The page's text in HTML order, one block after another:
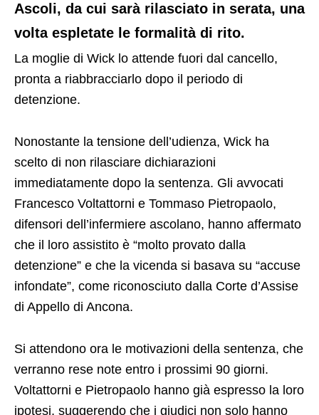
Ascoli, da cui sarà rilasciato in serata, una
volta espletate le formalità di rito.
La moglie di Wick lo attende fuori dal cancello,
pronta a riabbracciarlo dopo il periodo di
detenzione.
Nonostante la tensione dell’udienza, Wick ha
scelto di non rilasciare dichiarazioni
immediatamente dopo la sentenza. Gli avvocati
Francesco Voltattorni e Tommaso Pietropaolo,
difensori dell’infermiere ascolano, hanno affermato
che il loro assistito è “molto provato dalla
detenzione” e che la vicenda si basava su “accuse
infondate”, come riconosciuto dalla Corte d’Assise
di Appello di Ancona.
Si attendono ora le motivazioni della sentenza, che
verranno rese note entro i prossimi 90 giorni.
Voltattorni e Pietropaolo hanno già espresso la loro
ipotesi, suggerendo che i giudici non solo hanno